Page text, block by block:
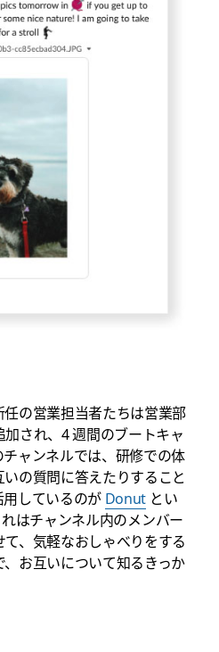
の営業担当者たちは営業部
され、4 週間のブートキャ
ャンネルでは、研修での体
の質問に答えたりすること
しているのが Donut とい
はチャンネル内のメンバー
、気軽なおしゃべりをする
お互いについて知るきっか